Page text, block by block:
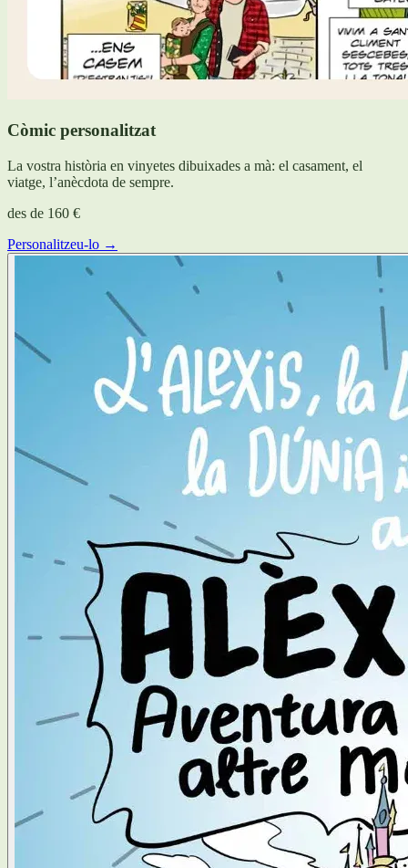
Còmic personalitzat
La vostra història en vinyetes dibuixades a mà: el casament, el
viatge, l’anècdota de sempre.
des de 160 €
Personalitzeu-lo →